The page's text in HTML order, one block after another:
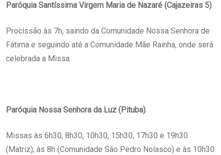
Paróquia Santíssima Virgem Maria de Nazaré (Cajazeiras 5)
Procissão às 7h, saindo da Comunidade Nossa Senhora de
Fátima e seguindo até a Comunidade Mãe Rainha, onde será
celebrada a Missa
Paróquia Nossa Senhora da Luz (Pituba)
Missas às 6h30, 8h30, 10h30, 15h30, 17h30 e 19h30
(Matriz); às 8h (Comunidade São Pedro Nolasco) e às 10h30